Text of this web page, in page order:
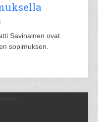
Savinainen ovat
sopimuksen.